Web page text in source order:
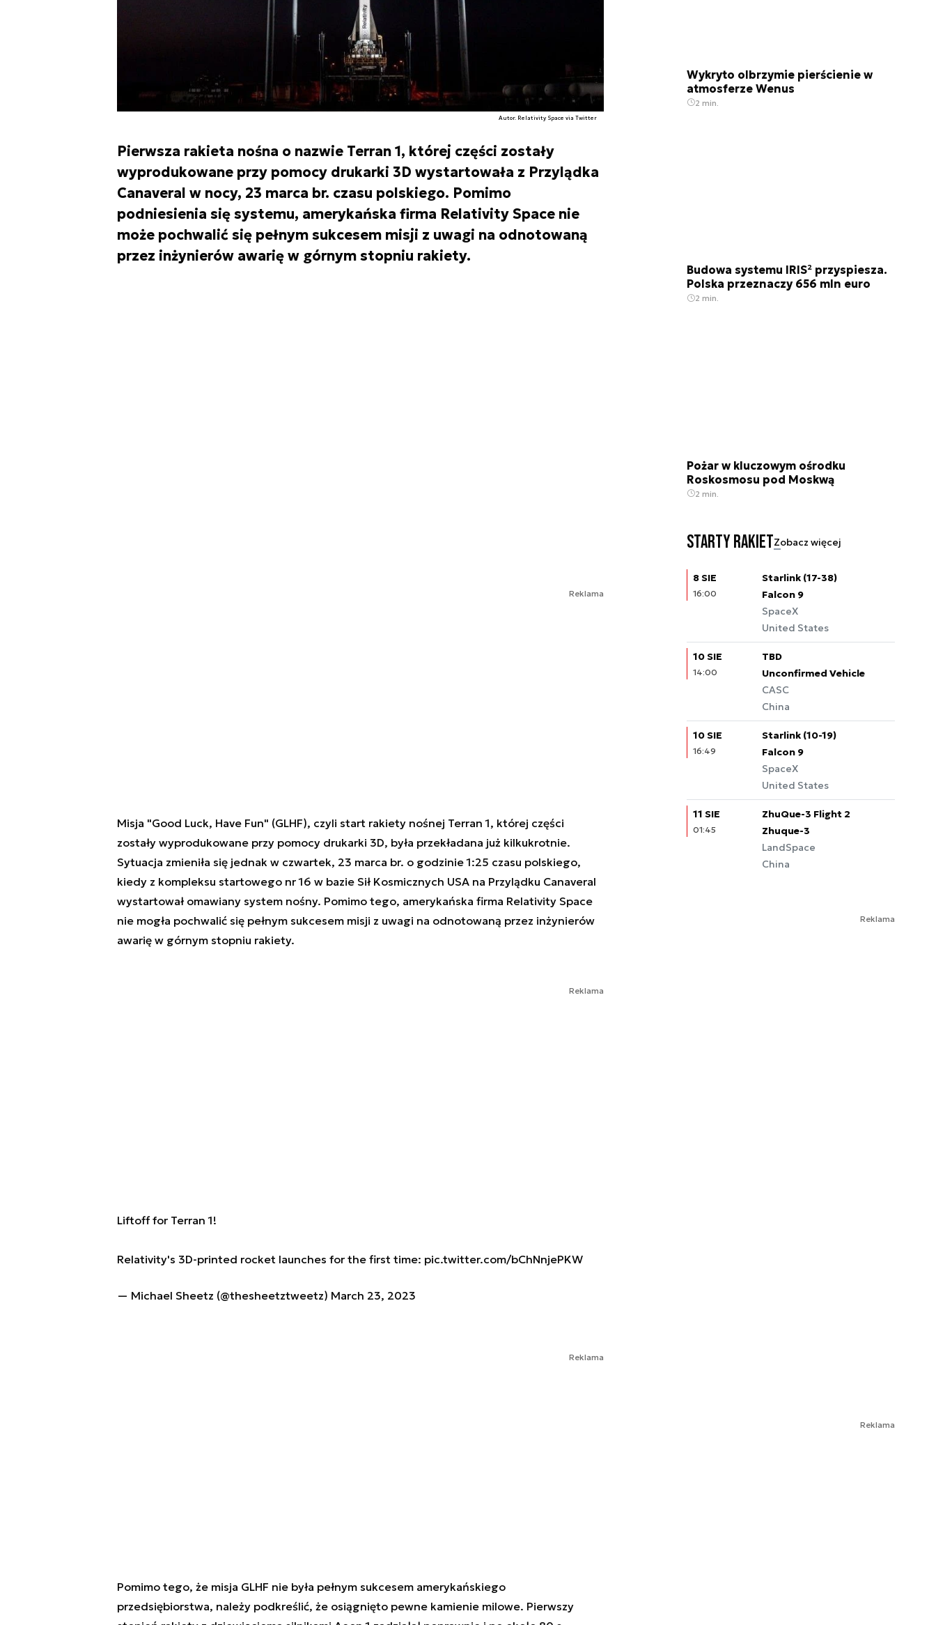
Autor. Relativity Space via Twitter
Pierwsza rakieta nośna o nazwie Terran 1, której części zostały
wyprodukowane przy pomocy drukarki 3D wystartowała z Przylądka
Canaveral w nocy, 23 marca br. czasu polskiego. Pomimo
podniesienia się systemu, amerykańska firma Relativity Space nie
może pochwalić się pełnym sukcesem misji z uwagi na odnotowaną
przez inżynierów awarię w górnym stopniu rakiety.
Reklama
Misja "Good Luck, Have Fun" (GLHF), czyli start rakiety nośnej Terran 1, której części
zostały wyprodukowane przy pomocy drukarki 3D, była przekładana już kilkukrotnie.
Sytuacja zmieniła się jednak w czwartek, 23 marca br. o godzinie 1:25 czasu polskiego,
kiedy z kompleksu startowego nr 16 w bazie Sił Kosmicznych USA na Przylądku Canaveral
wystartował omawiany system nośny. Pomimo tego, amerykańska firma Relativity Space
nie mogła pochwalić się pełnym sukcesem misji z uwagi na odnotowaną przez inżynierów
awarię w górnym stopniu rakiety.
Reklama
Liftoff for Terran 1!
Relativity's 3D-printed rocket launches for the first time: pic.twitter.com/bChNnjePKW
— Michael Sheetz (@thesheetztweetz) March 23, 2023
Reklama
Pomimo tego, że misja GLHF nie była pełnym sukcesem amerykańskiego
przedsiębiorstwa, należy podkreślić, że osiągnięto pewne kamienie milowe. Pierwszy
Wykryto olbrzymie pierścienie w
atmosferze Wenus
2 min.
Budowa systemu IRIS² przyspiesza.
Polska przeznaczy 656 mln euro
2 min.
Pożar w kluczowym ośrodku
Roskosmosu pod Moskwą
2 min.
Starty rakietZobacz więcej
8 SIE
16:00
Starlink (17-38)
Falcon 9
SpaceX
United States
10 SIE
14:00
TBD
Unconfirmed Vehicle
CASC
China
10 SIE
16:49
Starlink (10-19)
Falcon 9
SpaceX
United States
11 SIE
01:45
ZhuQue-3 Flight 2
Zhuque-3
LandSpace
China
Reklama
Reklama